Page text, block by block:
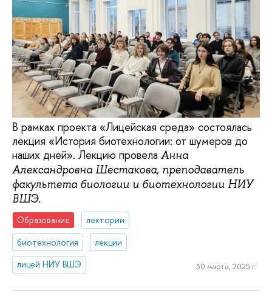
В рамках проекта «Лицейская среда» состоялась
лекция «История биотехнологии: от шумеров до
наших дней». Лекцию провела Анна
Александровна Шестакова, преподаватель
факультета биологии и биотехнологии НИУ
ВШЭ.
Образование
лектории
биотехнология
лекции
лицей НИУ ВШЭ
30 марта, 2025 г.